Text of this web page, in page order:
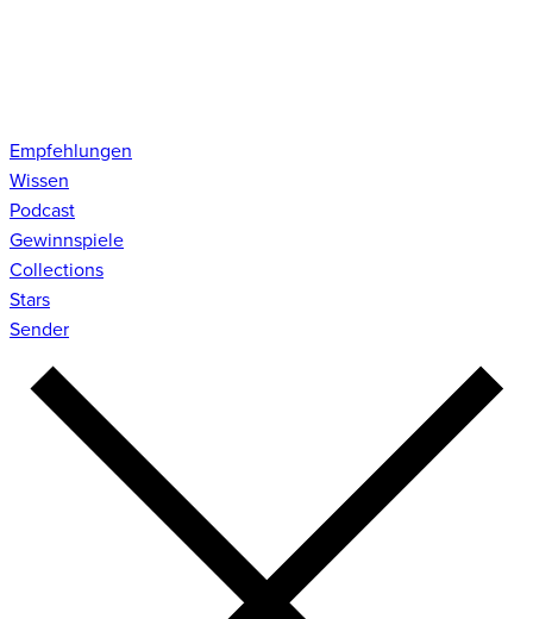
Empfehlungen
Wissen
Podcast
Gewinnspiele
Collections
Stars
Sender